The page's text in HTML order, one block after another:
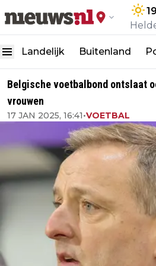
19
Landelijk Buitenland
Belgische voetbalbond ontslaat
vrouwen
17 JAN 2025, 16:41•VOETBAL